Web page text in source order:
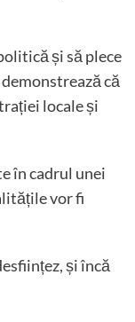
și să plece
că
locale și
în cadrul unei
vor fi
și încă